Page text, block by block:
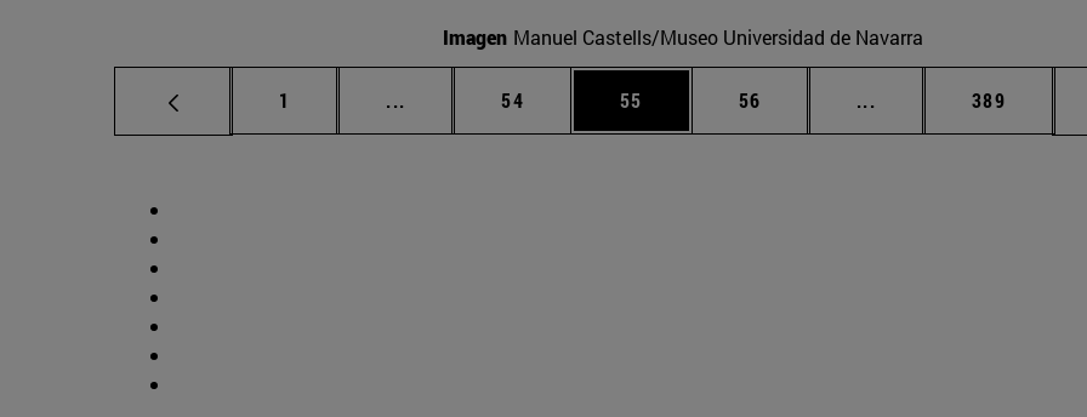
Imagen Manuel Castells/Museo Universidad de Navarra
Página
1 ... Páginas intermedias Use TAB para desplazarse.
Página
54 Página
55 Página
56 ... Páginas intermedias
Página
389